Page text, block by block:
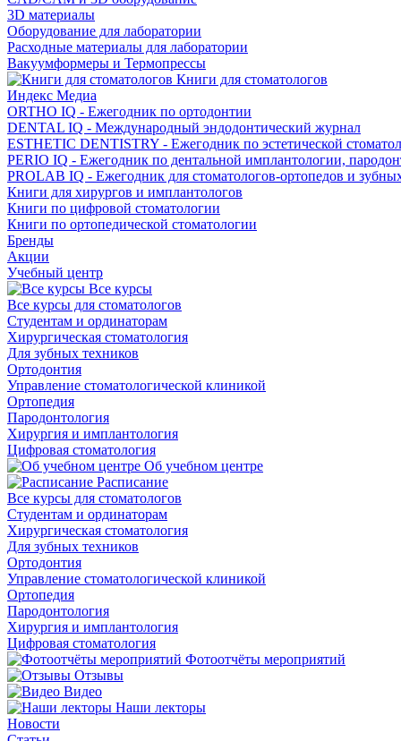
3D материалы
Оборудование для лаборатории
Расходные материалы для лаборатории
Вакуумформеры и Термопрессы
Книги для стоматологов
Индекс Медиа
ORTHO IQ - Ежегодник по ортодонтии
DENTAL IQ - Международный эндодонтический журнал
ESTHETIC DENTISTRY - Ежегодник по эстетической
PERIO IQ - Ежегодник по дентальной имплантологии,
PROLAB IQ - Ежегодник для стоматологов-ортопедов и
Книги для хирургов и имплантологов
Книги по цифровой стоматологии
Книги по ортопедической стоматологии
Бренды
Акции
Учебный центр
Все курсы
Все курсы для стоматологов
Студентам и ординаторам
Хирургическая стоматология
Для зубных техников
Ортодонтия
Управление стоматологической клиникой
Ортопедия
Пародонтология
Хирургия и имплантология
Цифровая стоматология
Об учебном центре
Расписание
Все курсы для стоматологов
Студентам и ординаторам
Хирургическая стоматология
Для зубных техников
Ортодонтия
Управление стоматологической клиникой
Ортопедия
Пародонтология
Хирургия и имплантология
Цифровая стоматология
Фотоотчёты мероприятий
Отзывы
Видео
Наши лекторы
Новости